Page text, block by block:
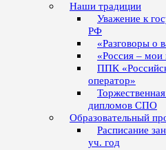
Наши традиции
Уважение к
РФ
«Разговоры о
«Россия – мои
ППК
оператор»
дипломов СПО
Образовательный
Расписание
уч. год